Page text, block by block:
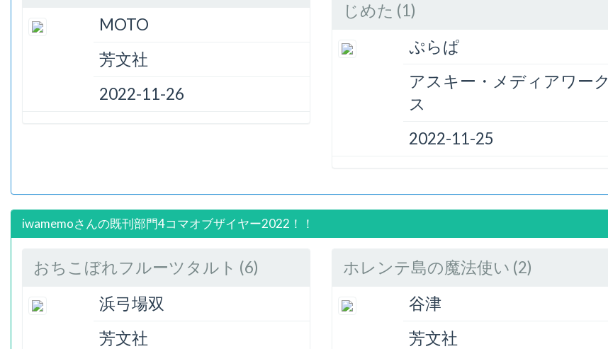
MOTO
芳文社
2022-11-26
じめた (1)
ぷらぱ
アスキー・メディアワーク
ス
2022-11-25
iwamemoさんの既刊部門4コマオブザイヤー2022！！
おちこぼれフルーツタルト (6)
浜弓場双
芳文社
ホレンテ島の魔法使い (2)
谷津
芳文社